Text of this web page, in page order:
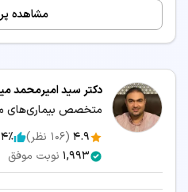
مشاهده
دکتر سید امیرمحمد
متخصص بیماری‌های
4.9
(
106 نظر)
1,993 نوبت موفق